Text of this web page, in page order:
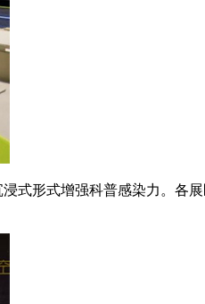
式形式增强科普感染力。各